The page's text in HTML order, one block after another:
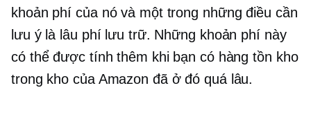
khoản phí của nó và một trong những điều cần
lưu ý là lâu phí lưu trữ. Những khoản phí này
có thể được tính thêm khi bạn có hàng tồn kho
trong kho của Amazon đã ở đó quá lâu.